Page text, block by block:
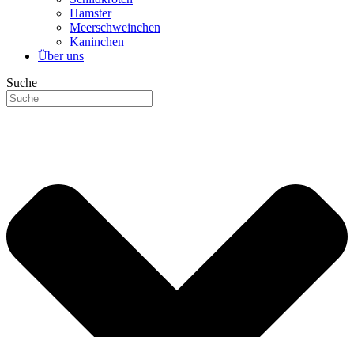
Hamster
Meerschweinchen
Kaninchen
Über uns
Suche